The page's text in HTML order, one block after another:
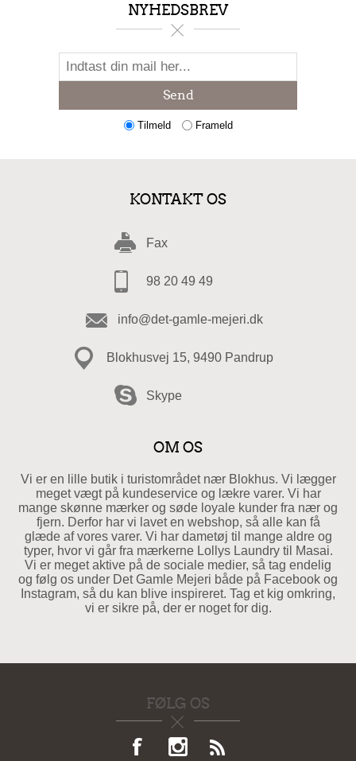
NYHEDSBREV
Send
Tilmeld Frameld
KONTAKT OS
Fax
98 20 49 49
info@det-gamle-mejeri.dk
Blokhusvej 15, 9490 Pandrup
Skype
OM OS
Vi er en lille butik i turistområdet nær Blokhus. Vi lægger
meget vægt på kundeservice og lækre varer. Vi har
mange skønne mærker og søde loyale kunder fra nær og
fjern. Derfor har vi lavet en webshop, så alle kan få
glæde af vores varer. Vi har dametøj til mange aldre og
typer, hvor vi går fra mærkerne Lollys Laundry til Masai.
Vi er meget aktive på de sociale medier, så tag endelig
og følg os under Det Gamle Mejeri både på Facebook og
Instagram, så du kan blive inspireret. Tag et kig omkring,
vi er sikre på, der er noget for dig.
FØLG OS